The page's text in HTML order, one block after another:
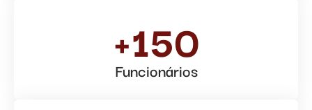
+150
Funcionários